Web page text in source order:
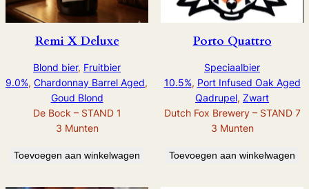
Remi X Deluxe
Blond bier, Fruitbier
9.0%, Chardonnay Barrel Aged
Goud Blond
De Bock – STAND 1
3 Munten
Toevoegen aan winkelwagen
Porto Quattro
Speciaalbier
10.5%, Port Infused Oak Aged
Qadrupel, Zwart
Dutch Fox Brewery – STAND 7
3 Munten
Toevoegen aan winkelwagen